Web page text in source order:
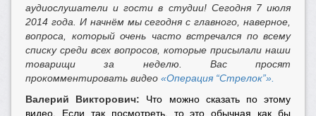
аудиослушатели и гости в студии! Сегодня 7 июля
2014 года. И начнём мы сегодня с главного, наверное,
вопроса, который очень часто встречался по всему
списку среди всех вопросов, которые присылали наши
товарищи за неделю. Вас просят
прокомментировать видео «Операция “Стрелок”»
Валерий Викторович: Что можно сказать по этому
видео. Если так посмотреть, то это обычная как бы